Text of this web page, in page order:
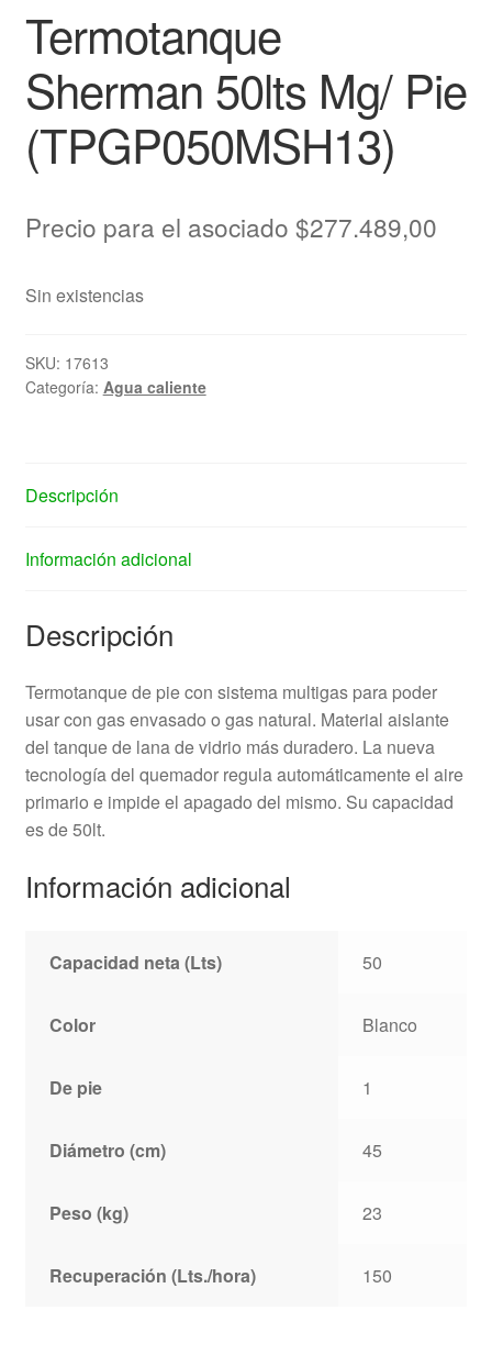
Termotanque
Sherman 50lts Mg/ Pie
(TPGP050MSH13)
Precio para el asociado $277.489,00
Sin existencias
SKU: 17613
Categoría: Agua caliente
Descripción
Información adicional
Descripción
Termotanque de pie con sistema multigas para poder
usar con gas envasado o gas natural. Material aislante
del tanque de lana de vidrio más duradero. La nueva
tecnología del quemador regula automáticamente el aire
primario e impide el apagado del mismo. Su capacidad
es de 50lt.
Información adicional
Capacidad neta (Lts) 50
Color Blanco
De pie 1
Diámetro (cm) 45
Peso (kg) 23
Recuperación (Lts./hora) 150